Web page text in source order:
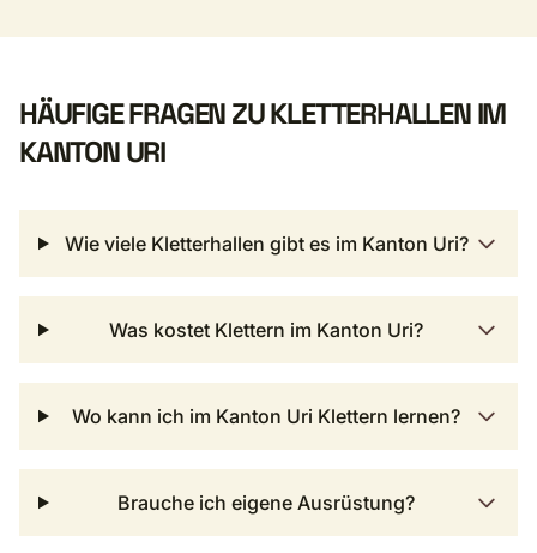
HÄUFIGE FRAGEN ZU KLETTERHALLEN IM
KANTON URI
Wie viele Kletterhallen gibt es im Kanton Uri?
Was kostet Klettern im Kanton Uri?
Wo kann ich im Kanton Uri Klettern lernen?
Brauche ich eigene Ausrüstung?